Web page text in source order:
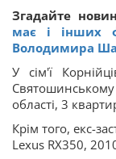
Згадайте
має і інших
Володимира
У сім'ї
області, 3
Крім того, екс-
Lexus RX350,